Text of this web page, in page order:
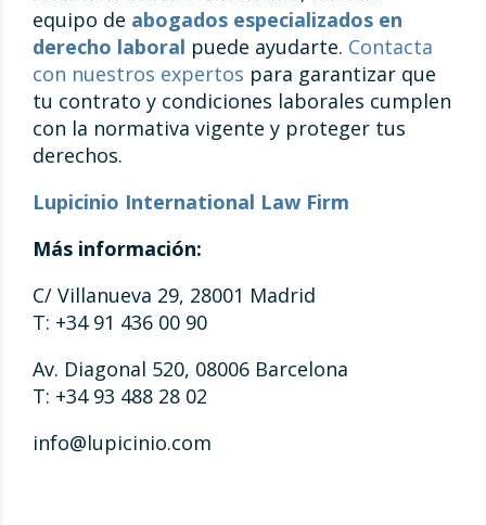
equipo de abogados especializados en
derecho laboral puede ayudarte. Contacta
con nuestros expertos para garantizar que
tu contrato y condiciones laborales cumplen
con la normativa vigente y proteger tus
derechos.
Lupicinio International Law Firm
Más información:
C/ Villanueva 29, 28001 Madrid
T: +34 91 436 00 90
Av. Diagonal 520, 08006 Barcelona
T: +34 93 488 28 02
info@lupicinio.com